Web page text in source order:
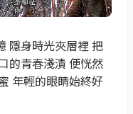
隱身時光夾層裡 把
的青春淺漬 便恍然
年輕的眼睛始終好